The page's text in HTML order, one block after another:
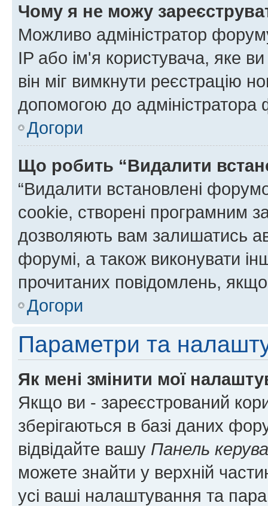
Чому я не можу
Можливо адміністратор
IP або ім'я користувача, яке
він міг вимкнути реєстрацію
допомогою до адміністратора
Догори
Що робить “Видалити
“Видалити встановлені
cookie, створені програмним
дозволяють вам залишатись
форумі, а також виконувати
прочитаних повідомлень,
Догори
Параметри та
Як мені змінити мої
Якщо ви - зареєстрований
зберігаються в базі даних
відвідайте вашу Панель
можете знайти у верхній
усі ваші налаштування та